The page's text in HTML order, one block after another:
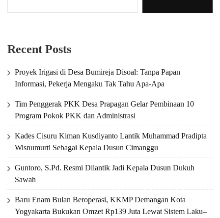
Recent Posts
Proyek Irigasi di Desa Bumireja Disoal: Tanpa Papan
Informasi, Pekerja Mengaku Tak Tahu Apa-Apa
Tim Penggerak PKK Desa Prapagan Gelar Pembinaan 10
Program Pokok PKK dan Administrasi
Kades Cisuru Kiman Kusdiyanto Lantik Muhammad Pradipta
Wisnumurti Sebagai Kepala Dusun Cimanggu
Guntoro, S.Pd. Resmi Dilantik Jadi Kepala Dusun Dukuh
Sawah
Baru Enam Bulan Beroperasi, KKMP Demangan Kota
Yogyakarta Bukukan Omzet Rp139 Juta Lewat Sistem Laku–